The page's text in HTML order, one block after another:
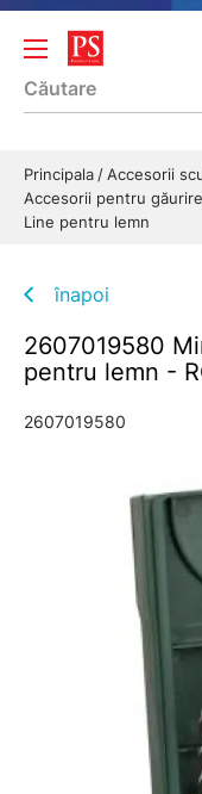
Principala Accesorii
Accesorii pentru găurire
Line pentru lemn
înapoi
2607019580
pentru lemn -
2607019580